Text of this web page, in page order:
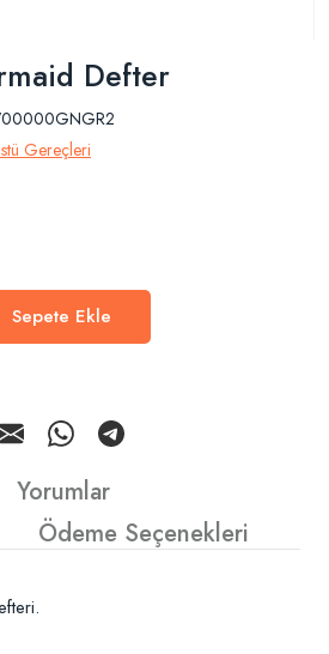
Defter
Gereçleri
Sepete Ekle
Yorumlar
Ödeme Seçenekleri